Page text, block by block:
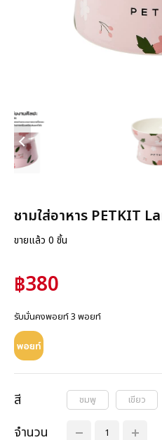
ชามใส่อาหาร PETKIT
ขายแล้ว 0 ชิ้น
฿380
รับมั่นคงพอยท์ 3 พอยท์
สี ชมพู เขียว
จำนวน